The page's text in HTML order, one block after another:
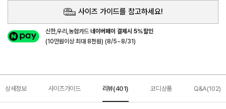
사이즈 가이드를 참고하세요!
신한,우리,농협카드네이버페이 결제시 5%할인
(10만원이상 최대 8천원) (8/5~8/31)
상세정보 사이즈가이드 리뷰(401) 코디상품 Q&A(102)